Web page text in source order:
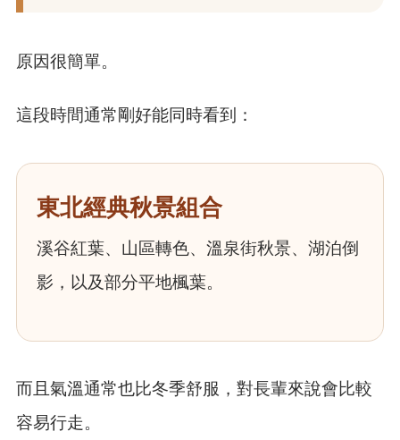
原因很簡單。
這段時間通常剛好能同時看到：
東北經典秋景組合
溪谷紅葉、山區轉色、溫泉街秋景、湖泊倒
影，以及部分平地楓葉。
而且氣溫通常也比冬季舒服，對長輩來說會比較
容易行走。